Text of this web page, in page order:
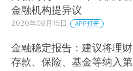
金融机构提异议
2020年08月15日 APP打开
金融稳定报告：建议将理财
存款、保险、基金等纳入